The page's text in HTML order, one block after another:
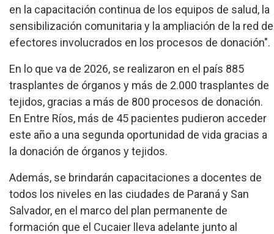
en la capacitación continua de los equipos de salud, la
sensibilización comunitaria y la ampliación de la red de
efectores involucrados en los procesos de donación".
En lo que va de 2026, se realizaron en el país 885
trasplantes de órganos y más de 2.000 trasplantes de
tejidos, gracias a más de 800 procesos de donación.
En Entre Ríos, más de 45 pacientes pudieron acceder
este año a una segunda oportunidad de vida gracias a
la donación de órganos y tejidos.
Además, se brindarán capacitaciones a docentes de
todos los niveles en las ciudades de Paraná y San
Salvador, en el marco del plan permanente de
formación que el Cucaier lleva adelante junto al